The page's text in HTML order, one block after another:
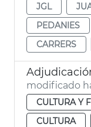
JGL
PEDANIES
CARRERS
modificado
CULTURA Y
CULTURA